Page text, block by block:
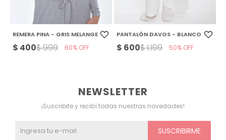
REMERA PINA - GRIS MELANGE
$ 400$999 60
PANTALÓN DAVOS - BLANCO
$ 600$1.199 50
NEWSLETTER
¡Suscribite y recibí todas nuestras novedades!
SUSCRIBIRME